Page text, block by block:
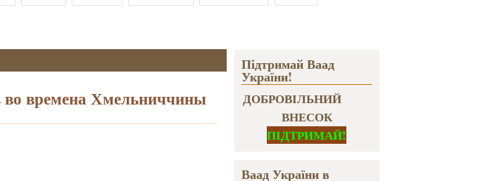
во времена Хмельниччины
Підтримай Ваад
України!
ДОБРОВІЛЬНИЙ
ВНЕСОК
ПІДТРИМАЙ!
Ваад України в